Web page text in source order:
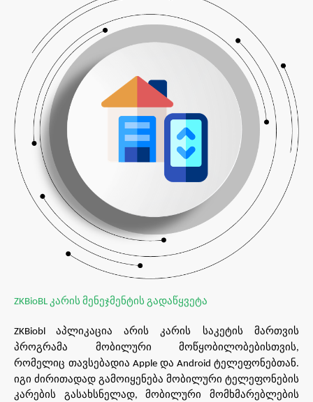
ZKBioBL კარის მენეჯმენტის გადაწყვეტა
ZKBioblაპლიკაცია არის კარის საკეტის
მართვის
პროგრამა
მობილური მოწყობილობებისთვის,
რომელიც თავსებადია Apple და Android ტელეფონებთან.
იგი ძირითადად გამოიყენება მობილური ტელეფონების
კარების
გასახსნელად, მობილური
მომხმარებლების